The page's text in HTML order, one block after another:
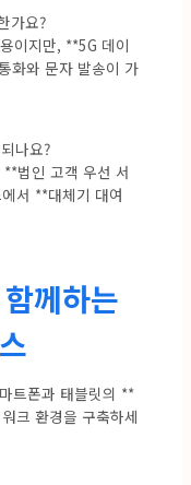
가요?
이지만, **5G 데이
화와 문자 발송이 가
나요?
법인 고객 우선 서
서 **대체기 대여
께하는
트폰과 태블릿의 **
크 환경을 구축하세